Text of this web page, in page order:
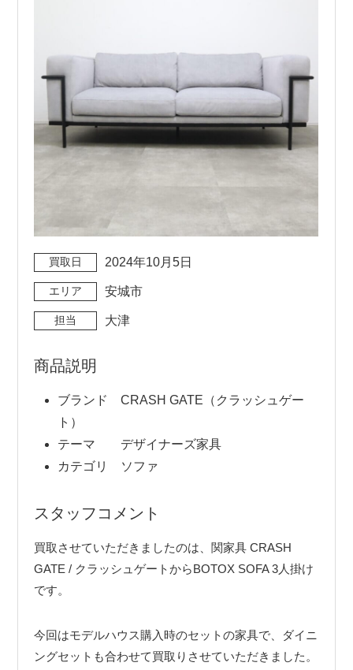
買取日 2024年10月5日
エリア 安城市
担当 大津
商品説明
ブランド CRASH GATE（クラッシュゲー
ト）
テーマ デザイナーズ家具
カテゴリ ソファ
スタッフコメント
買取させていただきましたのは、関家具 CRASH
GATE / クラッシュゲートからBOTOX SOFA 3人掛け
です。
今回はモデルハウス購入時のセットの家具で、ダイニ
ングセットも合わせて買取りさせていただきました。